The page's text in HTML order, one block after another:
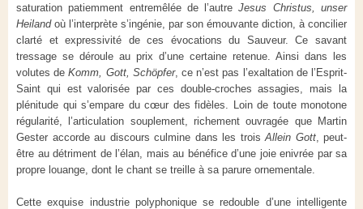
saturation patiemment entremêlée de l’autreJesus Christus, unser
Heilandoù l’interprète s’ingénie, par son émouvante diction, à concilier
clarté et expressivité de ces évocations du Sauveur. Ce savant
tressage se déroule au prix d’une certaine retenue. Ainsi dans les
volutes deKomm, Gott, Schöpfer, ce n’est pas l’exaltation de l’Esprit-
Saint qui est valorisée par ces double-croches assagies, mais la
plénitude qui s’empare du cœur des fidèles. Loin de toute monotone
régularité, l’articulation souplement, richement ouvragée que Martin
Gester accorde au discours culmine dans les trois Allein Gott, peut-
être au détriment de l’élan, mais au bénéfice d’une joie enivrée par sa
propre louange, dont le chant se treille à sa parure ornementale.
Cette exquise industrie polyphonique se redouble d’une intelligente